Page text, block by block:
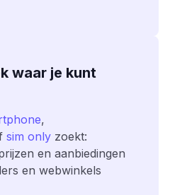
waar je kunt
,
sim only zoekt:
en aanbiedingen
en webwinkels